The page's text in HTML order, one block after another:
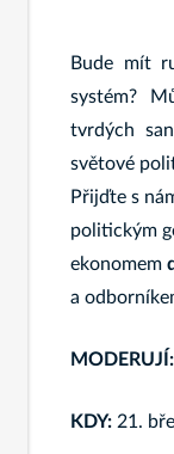
Bude mít
systém?
tvrdých
světové
Přijďte s
politickým
ekonomem
a
MODERUJÍ:
KDY: 21.